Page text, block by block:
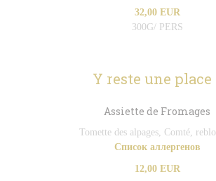
32,00 EUR
300G/ PERS
Y reste une place
Assiette de Fromages
Tomette des alpages, Comté,
Список аллергенов
12,00 EUR